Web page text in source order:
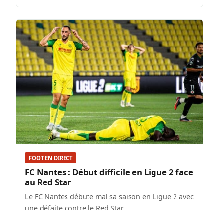
FOOT EN DIRECT
FC Nantes : Début difficile en Ligue 2 face
au Red Star
Le FC Nantes débute mal sa saison en Ligue 2 avec
une défaite contre le Red Star.